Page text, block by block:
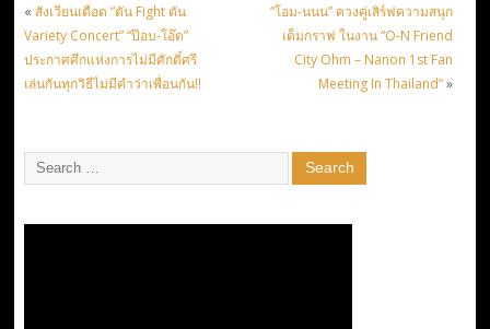
« สังเวียนเดือด “ตัน Fight ตัน
Variety Concert” “ป๊อบ-โอ๊ต”
ประกาศศึกแห่งการไม่มีศักดิ์ศรี
เล่นกันทุกวิธีไม่มีคำว่าเพื่อนกัน!!
“โอม-นนน” ควงคู่เสิร์ฟความสนุก
เต็มกราฟ ในงาน “O-N Friend
City Ohm – Nanon 1st Fan
Meeting In Thailand”»